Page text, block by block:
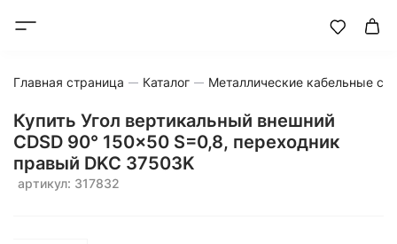
Главная страница Каталог Металлические кабельные
Купить Угол вертикальный внешний
CDSD 90° 150x50 S=0,8, переходник
правый DKC 37503K
артикул: 317832